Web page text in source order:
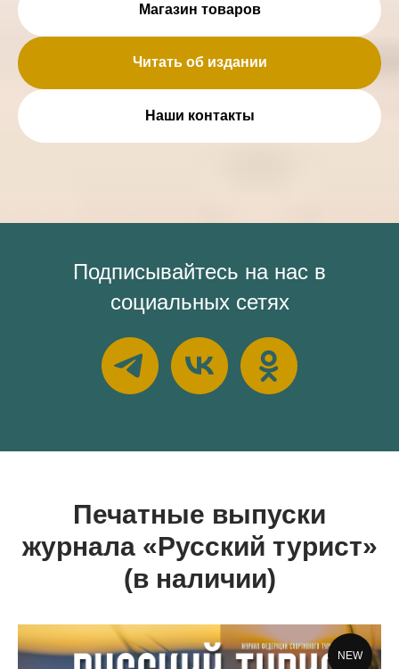
Магазин товаров
Читать об издании
Наши контакты
Подписывайтесь на нас в
социальных сетях
Печатные выпуски
журнала «Русский турист»
(в наличии)
NEW